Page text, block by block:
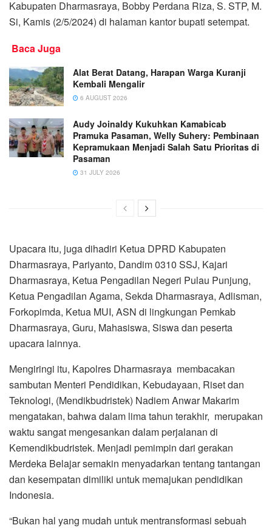
Kabupaten Dharmasraya, Bobby Perdana Riza, S. STP, M.
Si, Kamis (2/5/2024) di halaman kantor bupati setempat.
Baca Juga
Alat Berat Datang, Harapan Warga Kuranji
Kembali Mengalir
6 AUGUST 2026
Audy Joinaldy Kukuhkan Kamabicab
Pramuka Pasaman, Welly Suhery: Pembinaan
Kepramukaan Menjadi Salah Satu Prioritas di
Pasaman
31 JULY 2026
Upacara itu, juga dihadiri Ketua DPRD Kabupaten
Dharmasraya, Pariyanto, Dandim 0310 SSJ, Kajari
Dharmasraya, Ketua Pengadilan Negeri Pulau Punjung,
Ketua Pengadilan Agama, Sekda Dharmasraya, Adlisman,
Forkopimda, Ketua MUI, ASN di lingkungan Pemkab
Dharmasraya, Guru, Mahasiswa, Siswa dan peserta
upacara lainnya.
Mengiringi itu, Kapolres Dharmasraya membacakan
sambutan Menteri Pendidikan, Kebudayaan, Riset dan
Teknologi, (Mendikbudristek) Nadiem Anwar Makarim
mengatakan, bahwa dalam lima tahun terakhir, merupakan
waktu sangat mengesankan dalam perjalanan di
Kemendikbudristek. Menjadi pemimpin dari gerakan
Merdeka Belajar semakin menyadarkan tentang tantangan
dan kesempatan dimiliki untuk memajukan pendidikan
Indonesia.
“Bukan hal yang mudah untuk mentransformasi sebuah